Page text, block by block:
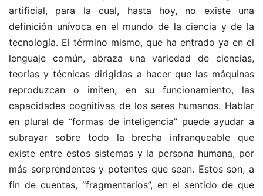
artificial, para la cual, hasta hoy, no existe una
definición unívoca en el mundo de la ciencia y de la
tecnología. El término mismo, que ha entrado ya en el
lenguaje común, abraza una variedad de ciencias,
teorías y técnicas dirigidas a hacer que las máquinas
reproduzcan o imiten, en su funcionamiento, las
capacidades cognitivas de los seres humanos. Hablar
en plural de “formas de inteligencia” puede ayudar a
subrayar sobre todo la brecha infranqueable que
existe entre estos sistemas y la persona humana, por
más sorprendentes y potentes que sean. Estos son, a
fin de cuentas, “fragmentarios”, en el sentido de que